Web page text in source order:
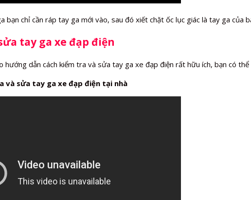
chỉ cần ráp tay ga mới vào, sau đó xiết chặt ốc lục giác là tay ga của
tay ga xe đạp điện
hướng dẫn cách kiểm tra và sửa tay ga xe đạp điện rất hữu ích, bạn có
và sửa tay ga xe đạp điện tại nhà